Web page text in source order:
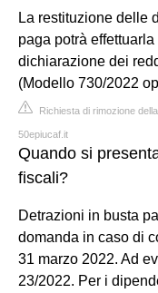
La restituzione delle
paga potrà
dichiarazione dei
(Modello 730/2022
Richiesta di rimozione
50epiucaf.it
Quando si
fiscali?
Detrazioni in busta
domanda in caso di
31 marzo 2022. Ad
23/2022. Per i